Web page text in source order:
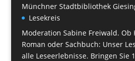
Münchner Stadtbibliothek
Lesekreis
Moderation Sabine Freiwald. Ob
Roman oder Sachbuch: Unser
alle Leseerlebnisse. Bringen Sie